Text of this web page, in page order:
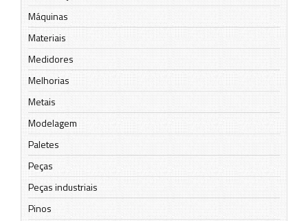
Máquinas
Materiais
Medidores
Melhorias
Metais
Modelagem
Paletes
Peças
Peças industriais
Pinos